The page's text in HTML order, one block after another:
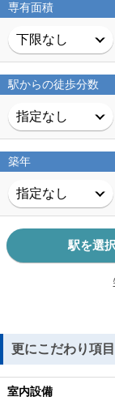
専有面積
駅からの徒歩分数
築年
駅を選択
更にこだわり項
室内設備